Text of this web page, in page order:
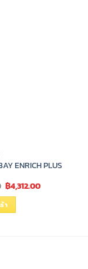
ENRICH PLUS
Original
price
was:
฿5,600.00.
฿4,312.00Current
า